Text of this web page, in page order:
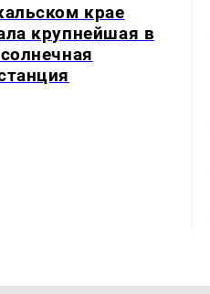
крае
крупнейшая в